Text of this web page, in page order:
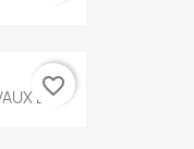
ET...
favorite_border